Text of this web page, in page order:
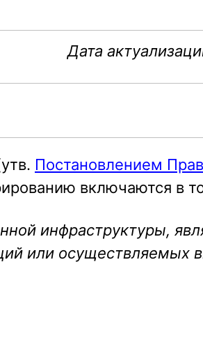
Дата
Постановлением
включаются в
инфраструктуры,
или осуществляемых